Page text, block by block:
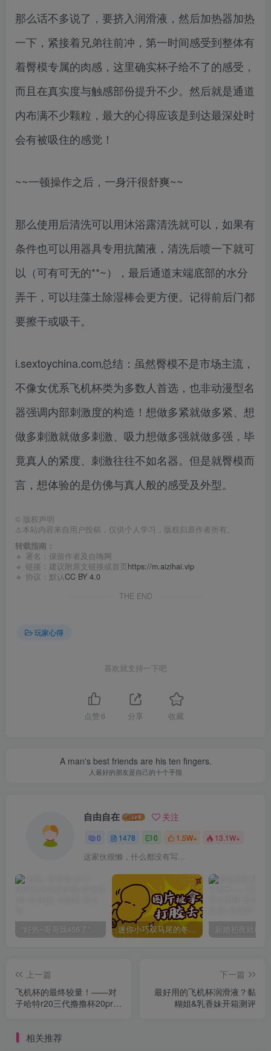
那么话不多说了，要挤入润滑液，然后加热器加热
一下，紧接着兄弟往前冲，第一时间感受到整体有
着臀模专属的肉感，这里确实杯子给不了的感受，
而且在真实度与触感部份提升不少。然后就是通道
内布满不少颗粒，最大的心得应该是到达最深处时
会有被吸住的感觉！
~~一顿操作之后，一身汗很舒爽~~
那么使用后清洗可以用沐浴露清洗就可以，如果有
条件也可以用器具专用抗菌液，清洗后喷一下就可
以（可有可无的**~），最后通道末端底部的水分
弄干，可以珪藻土除湿棒会更方便。记得前后门都
要擦干或吸干。
i.sextoychina.com总结：虽然臀模不是市场主流，
不像女优系飞机杯类为多数人首选，也非动漫型名
器强调内部刺激度的构造！想做多紧就做多紧、想
做多刺激就做多刺激、吸力想做多强就做多强，毕
竟真人的紧度、刺激往往不如名器。但是就臀模而
言，想体验的是仿佛与真人般的感受及外型。
© 版权声明
⚠️本站内容来自用户投稿，仅供个人学习，版权归原作者所有。
转载指南：
🔹 署名：保留作者及 自嗨网
🔹 链接：建议附原文链接或首页https://m.aizihai.vip
🔹 协议：默认CC BY 4.0
THE END
玩家心得
喜欢就支持一下吧
点赞 6 分享 收藏
A man's best friends are his ten fingers.
人最好的朋友是自己的十个手指
自由自在 关注
0 1478 0 1.5W+ 13.1W+
这家伙很懒，什么都没有写...
“好热~哥哥我456了”GXP发热试炼评测4星推荐[db:副标题] 迷你小巧双马尾的冬爱琴音写真分享，虎牙妹妹YYDS!
上一篇
飞机杯的最终较量！——对
子哈特r20三代撸撸杯20pro
下一篇
最好用的飞机杯润滑液？黏
糊姐&乳香妹开箱测评
相关推荐